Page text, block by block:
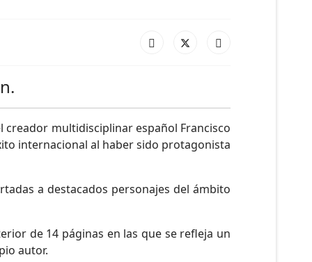
creador multidisciplinar español Francisco
internacional al haber sido protagonista
a destacados personajes del ámbito
de 14 páginas en las que se refleja un
autor.